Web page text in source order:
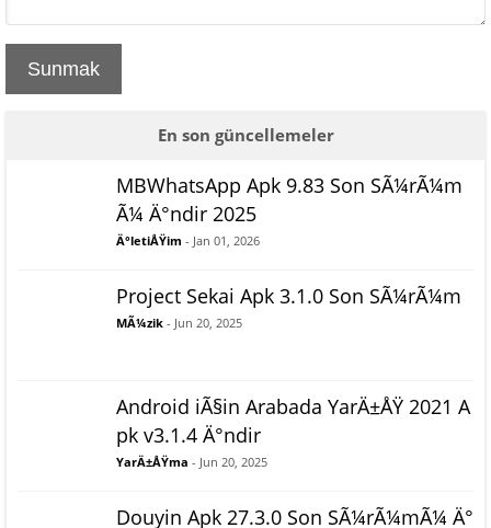
Sunmak
En son güncellemeler
MBWhatsApp Apk 9.83 Son SÃ¼rÃ¼m
Ã¼ Ä°ndir 2025
Ä°letiÅŸim - Jan 01, 2026
Project Sekai Apk 3.1.0 Son SÃ¼rÃ¼m
MÃ¼zik - Jun 20, 2025
Android iÃ§in Arabada YarÄ±ÅŸ 2021 A
pk v3.1.4 Ä°ndir
YarÄ±ÅŸma - Jun 20, 2025
Douyin Apk 27.3.0 Son SÃ¼rÃ¼mÃ¼ Ä°